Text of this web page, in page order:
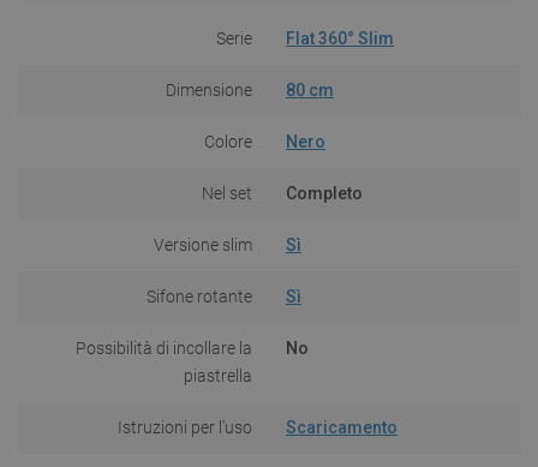
Serie Flat 360° Slim
Dimensione 80 cm
Colore Nero
Nel set Completo
Versione slim Sì
Sifone rotante Sì
Possibilità di incollare la
piastrella
No
Istruzioni per l'uso Scaricamento